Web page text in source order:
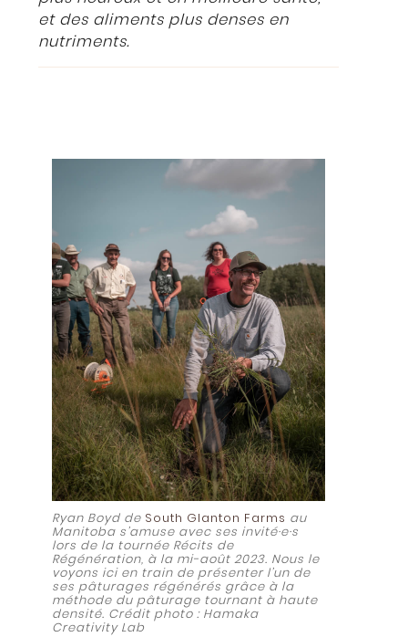
et des aliments plus denses en
nutriments.
Ryan Boyd de South Glanton Farms au
Manitoba s’amuse avec ses invité·e·s
lors de la tournée Récits de
Régénération, à la mi-août 2023. Nous le
voyons ici en train de présenter l’un de
ses pâturages régénérés grâce à la
méthode du pâturage tournant à haute
densité. Crédit photo : Hamaka
Creativity Lab